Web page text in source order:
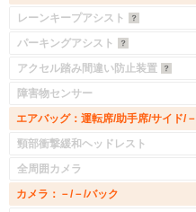
レーンキープアシスト
パーキングアシスト
アクセル踏み間違い防止装置
障害物センサー
エアバッグ：運転席/助手席/サイド/－
頸部衝撃緩和ヘッドレスト
全周囲カメラ
カメラ：－/－/バック